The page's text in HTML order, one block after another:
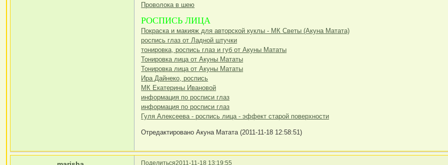
Проволока в шею
РОСПИСЬ ЛИЦА
Покраска и макияж для авторской куклы - МК Светы (Акуна Матата)
роспись глаз от Ладной штучки
тонировка, роспись глаз и губ от Акуны Мататы
Тонировка лица от Акуны Мататы
Тонировка лица от Акуны Мататы
Ира Дайнеко, роспись
МК Екатерины Ивановой
информация по росписи глаз
информация по росписи глаз
Гуля Алексеева - роспись лица - эффект старой поверхности
Отредактировано Акуна Матата (2011-11-18 12:58:51)
Поделиться2011-11-18 13:19:55